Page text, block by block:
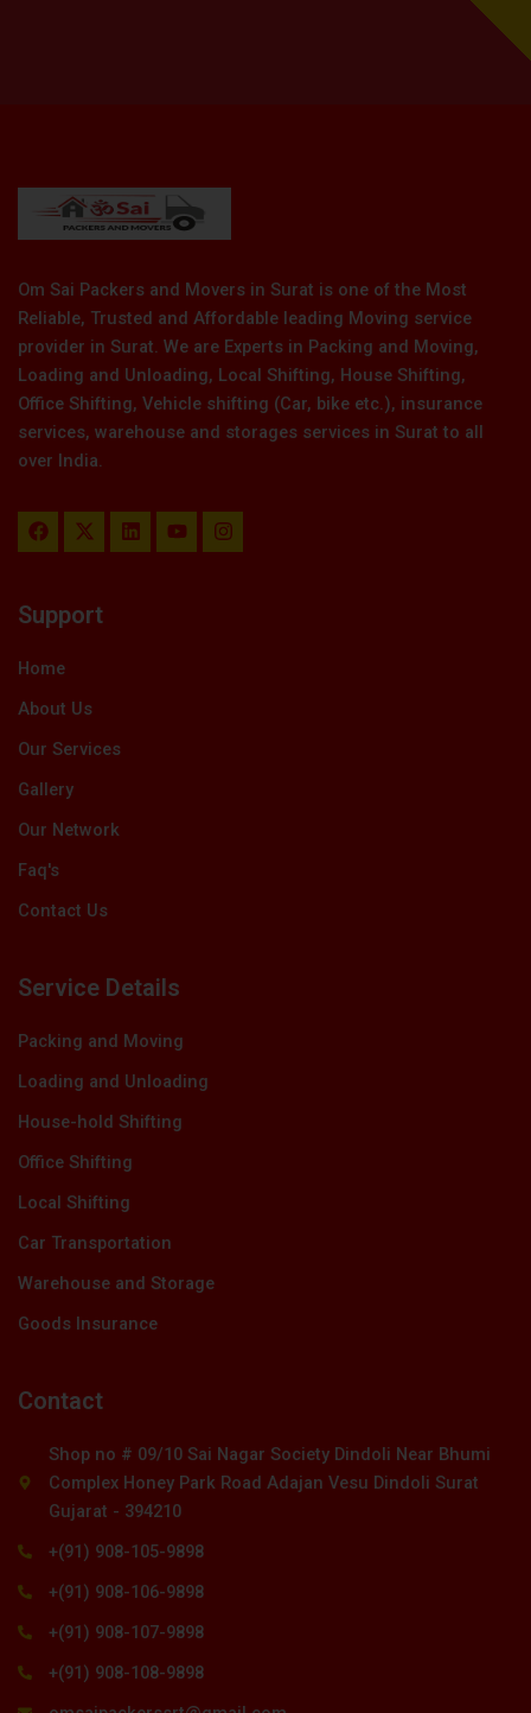
Om Sai Packers and Movers in Surat is one of the Most
Reliable, Trusted and Affordable leading Moving service
provider in Surat. We are Experts in Packing and Moving,
Loading and Unloading, Local Shifting, House Shifting,
Office Shifting, Vehicle shifting (Car, bike etc.), insurance
services, warehouse and storages services in Surat to all
over India.
F
a
c
o
k
X
-
t
t
L
i
n
Y
o
u
I
n
s
Support
Home
About Us
Our Services
Gallery
Our Network
Faq's
Contact Us
Service Details
Packing and Moving
Loading and Unloading
House-hold Shifting
Office Shifting
Local Shifting
Car Transportation
Warehouse and Storage
Goods Insurance
Contact
Shop no # 09/10 Sai Nagar Society Dindoli Near Bhumi
Complex Honey Park Road Adajan Vesu Dindoli Surat
Gujarat - 394210
+(91) 908-105-9898
+(91) 908-106-9898
+(91) 908-107-9898
+(91) 908-108-9898